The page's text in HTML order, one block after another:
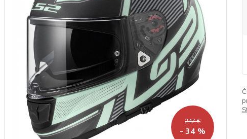
247 €
- 34 %